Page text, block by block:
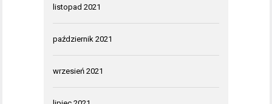
listopad 2021
październik 2021
wrzesień 2021